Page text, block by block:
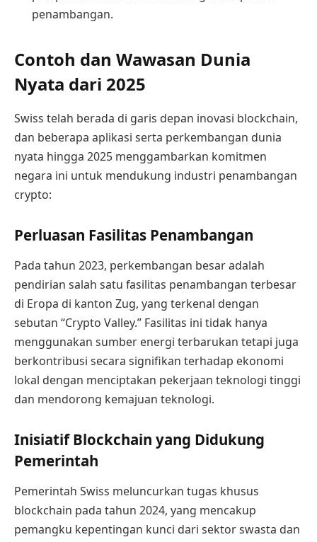
penambangan.
Contoh dan Wawasan Dunia
Nyata dari 2025
Swiss telah berada di garis depan inovasi blockchain,
dan beberapa aplikasi serta perkembangan dunia
nyata hingga 2025 menggambarkan komitmen
negara ini untuk mendukung industri penambangan
crypto:
Perluasan Fasilitas Penambangan
Pada tahun 2023, perkembangan besar adalah
pendirian salah satu fasilitas penambangan terbesar
di Eropa di kanton Zug, yang terkenal dengan
sebutan “Crypto Valley.” Fasilitas ini tidak hanya
menggunakan sumber energi terbarukan tetapi juga
berkontribusi secara signifikan terhadap ekonomi
lokal dengan menciptakan pekerjaan teknologi tinggi
dan mendorong kemajuan teknologi.
Inisiatif Blockchain yang Didukung
Pemerintah
Pemerintah Swiss meluncurkan tugas khusus
blockchain pada tahun 2024, yang mencakup
pemangku kepentingan kunci dari sektor swasta dan